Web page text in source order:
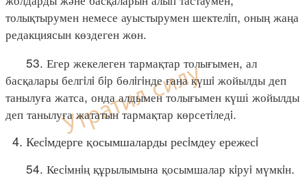
толықтырумен немесе ауыстырумен шектелiп, оның жаңа
редакциясын көздеген жөн.
53. Егер жекелеген тармақтар толығымен, ал
басқалары белгiлi бiр бөлiгiнде ғана күшi жойылды деп
танылуға жатса, онда алдымен толығымен күші жойылды
деп танылуға жататын тармақтар көрсетiледi.
4. Кесiмдерге қосымшаларды ресiмдеу ережесi
54. Кесiмнiң құрылымына қосымшалар кiруi мүмкiн.